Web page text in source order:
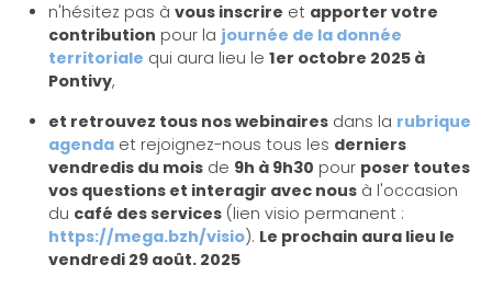
n'hésitez pas à vous inscrire et apporter votre
contribution pour la journée de la donnée
territoriale qui aura lieu le 1er octobre 2025 à
Pontivy,
et retrouvez tous nos webinaires dans la rubrique
agenda et rejoignez-nous tous les derniers
vendredis du mois de 9h à 9h30 pour poser toutes
vos questions et interagir avec nous à l'occasion
du café des services (lien visio permanent :
https://mega.bzh/visio). Le prochain aura lieu le
vendredi 29 août. 2025